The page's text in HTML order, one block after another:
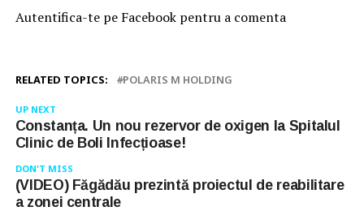
Autentifica-te pe Facebook pentru a comenta
RELATED TOPICS: POLARIS M HOLDING
UP NEXT
Constanța. Un nou rezervor de oxigen la Spitalul
Clinic de Boli Infecțioase!
DON'T MISS
(VIDEO) Făgădău prezintă proiectul de reabilitare
a zonei centrale